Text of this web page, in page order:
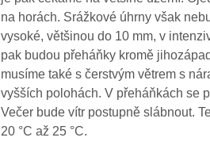
na horách. Srážkové úhrny však
vysoké, většinou do 10 mm, v
pak budou přeháňky kromě
musíme také s čerstvým větrem s
vyšších polohách. V přeháňkách se
Večer bude vítr postupně slábnout.
20 °C až 25 °C.